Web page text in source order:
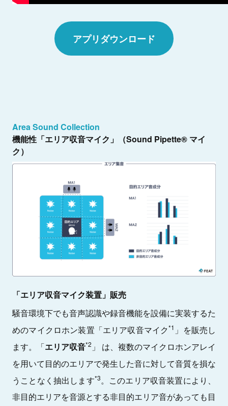
アプリダウンロード
Area Sound Collection
機能性「エリア収音マイク」（Sound Pipette® マイ
ク）
「エリア収音マイク装置」販売
騒音環境下でも音声認識や録音機能を設備に実装するた
めのマイクロホン装置「エリア収音マイク*1 」を販売し
ます。「エリア収音*2」 は、複数のマイクロホンアレイ
を用いて目的のエリアで発生した音に対して音質を損な
うことなく抽出します*3。このエリア収音装置により、
非目的エリアを音源とする非目的エリア音があっても目